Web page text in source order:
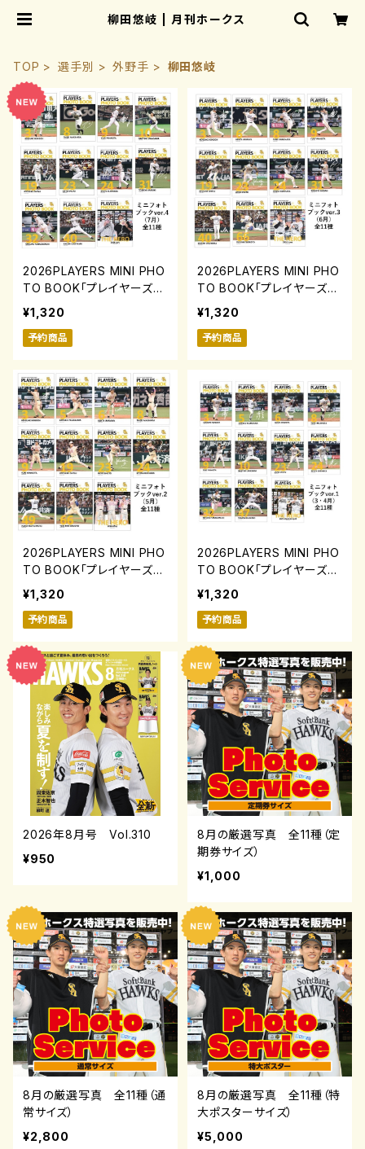
柳田悠岐 | 月刊ホークス
TOP 選手別 外野手 柳田悠岐
2026PLAYERS MINI PHO
TO BOOK「プレイヤーズミ
ニフォトブック」ver.4(7月)
0731-0817
¥1,320
予約商品
2026PLAYERS MINI PHO
TO BOOK「プレイヤーズミ
ニフォトブック」ver.3(6月)
0731-0817
¥1,320
予約商品
2026PLAYERS MINI PHO
TO BOOK「プレイヤーズミ
ニフォトブック」ver.2(5月)
0731-0817
¥1,320
予約商品
2026PLAYERS MINI PHO
TO BOOK「プレイヤーズミ
ニフォトブック」ver.1(3・4
月)0731-0817
¥1,320
予約商品
2026年8月号 Vol.310
¥950
8月の厳選写真 全11種（定
期券サイズ）
¥1,000
8月の厳選写真 全11種（通
常サイズ）
¥2,800
8月の厳選写真 全11種（特
大ポスターサイズ）
¥5,000